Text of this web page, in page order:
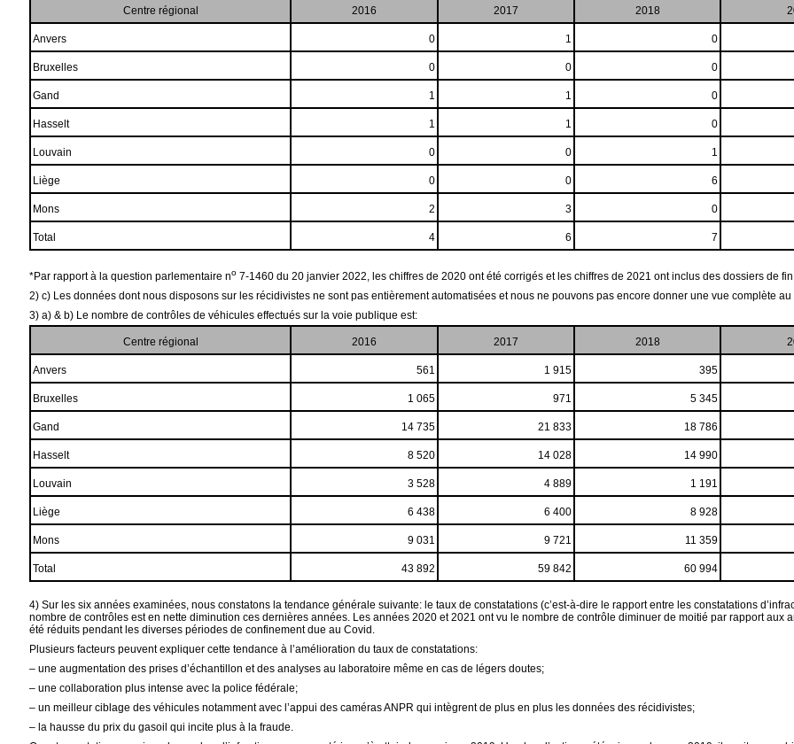
Centre régional 2016 2017 2018
Anvers 0 1 0
Bruxelles 0 0 0
Gand 1 1 0
Hasselt 1 1 0
Louvain 0 0 1
Liège 0 0 6
Mons 2 3 0
Total 4 6 7
*Par rapport à la question parlementaire no 7-1460 du 20 janvier 2022, les chiffres de 2020 ont été corrigés et les chiffres de 2021 ont inclus des dossiers de fin
2) c) Les données dont nous disposons sur les récidivistes ne sont pas entièrement automatisées et nous ne pouvons pas encore donner une vue complète
3) a) & b) Le nombre de contrôles de véhicules effectués sur la voie publique est:
Centre régional 2016 2017 2018
Anvers 561 1 915 395
Bruxelles 1 065 971 5 345
Gand 14 735 21 833 18 786
Hasselt 8 520 14 028 14 990
Louvain 3 528 4 889 1 191
Liège 6 438 6 400 8 928
Mons 9 031 9 721 11 359
Total 43 892 59 842 60 994
4) Sur les six années examinées, nous constatons la tendance générale suivante: le taux de constatations (c’est-à-dire le rapport entre les constatations
nombre de contrôles est en nette diminution ces dernières années. Les années 2020 et 2021 ont vu le nombre de contrôle diminuer de moitié par rapport
été réduits pendant les diverses périodes de confinement due au Covid.
Plusieurs facteurs peuvent expliquer cette tendance à l’amélioration du taux de constatations:
–une augmentation des prises d’échantillon et des analyses au laboratoire même en cas de légers doutes;
–une collaboration plus intense avec la police fédérale;
–un meilleur ciblage des véhicules notamment avec l’appui des caméras ANPR qui intègrent de plus en plus les données des récidivistes;
–la hausse du prix du gasoil qui incite plus à la fraude.